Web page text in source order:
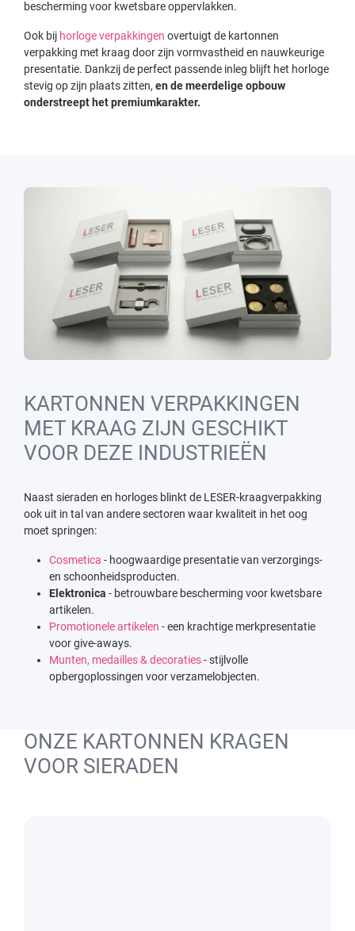
bescherming voor kwetsbare oppervlakken.
Ook bij horloge verpakkingen overtuigt de kartonnen
verpakking met kraag door zijn vormvastheid en nauwkeurige
presentatie. Dankzij de perfect passende inleg blijft het horloge
stevig op zijn plaats zitten, en de meerdelige opbouw
onderstreept het premiumkarakter.
KARTONNEN VERPAKKINGEN
MET KRAAG ZIJN GESCHIKT
VOOR DEZE INDUSTRIEËN
Naast sieraden en horloges blinkt de LESER-kraagverpakking
ook uit in tal van andere sectoren waar kwaliteit in het oog
moet springen:
Cosmetica - hoogwaardige presentatie van verzorgings-
en schoonheidsproducten.
Elektronica - betrouwbare bescherming voor kwetsbare
artikelen.
Promotionele artikelen - een krachtige merkpresentatie
voor give-aways.
Munten, medailles & decoraties- stijlvolle
opbergoplossingen voor verzamelobjecten.
ONZE KARTONNEN KRAGEN
VOOR SIERADEN